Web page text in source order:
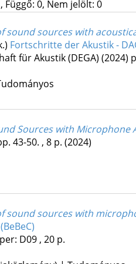
Függő: 0, Nem jelölt: 0
sound sources with
Fortschritte der Akustik -
für Akustik (DEGA) (2024)
Sources with Microphone
43-50. , 8 p. (2024)
sound sources with
D09 , 20 p.